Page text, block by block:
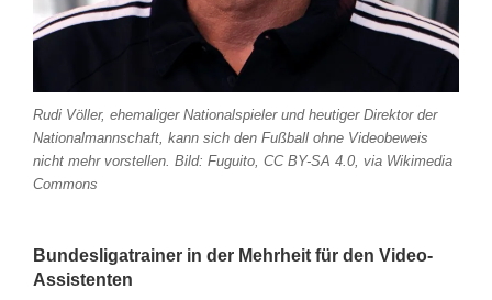
Rudi Völler, ehemaliger Nationalspieler und heutiger Direktor der
Nationalmannschaft, kann sich den Fußball ohne Videobeweis
nicht mehr vorstellen. Bild: Fuguito, CC BY-SA 4.0, via Wikimedia
Commons
Bundesligatrainer in der Mehrheit für den Video-
Assistenten